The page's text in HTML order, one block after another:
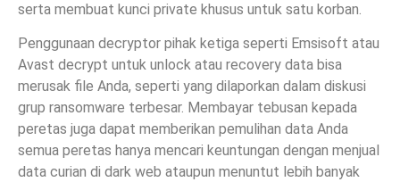
serta membuat kunci private khusus untuk satu korban.
Penggunaan decryptor pihak ketiga seperti Emsisoft atau
Avast decrypt untuk unlock atau recovery data bisa
merusak file Anda, seperti yang dilaporkan dalam diskusi
grup ransomware terbesar. Membayar tebusan kepada
peretas juga dapat memberikan pemulihan data Anda
semua peretas hanya mencari keuntungan dengan menjual
data curian di dark web ataupun menuntut lebih banyak